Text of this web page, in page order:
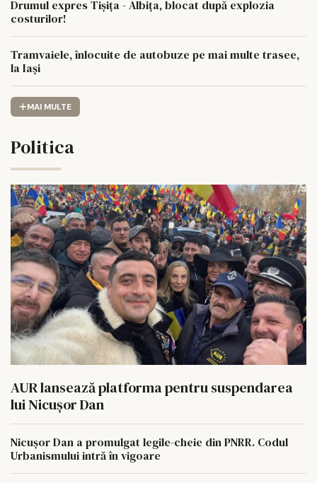
Drumul expres Tișița - Albița, blocat după explozia
costurilor!
Tramvaiele, înlocuite de autobuze pe mai multe trasee,
la Iași
MAI MULTE
Politica
AUR lansează platforma pentru suspendarea
lui Nicușor Dan
Nicușor Dan a promulgat legile-cheie din PNRR. Codul
Urbanismului intră în vigoare